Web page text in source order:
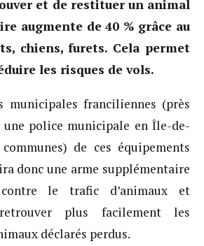
et de restituer un animal
augmente de 40 % grâce au
chiens, furets. Cela permet
les risques de vols.
municipales franciliennes (près
police municipale en Île-de-
de ces équipements
donc une arme supplémentaire
le trafic d’animaux et
plus facilement les
déclarés perdus.